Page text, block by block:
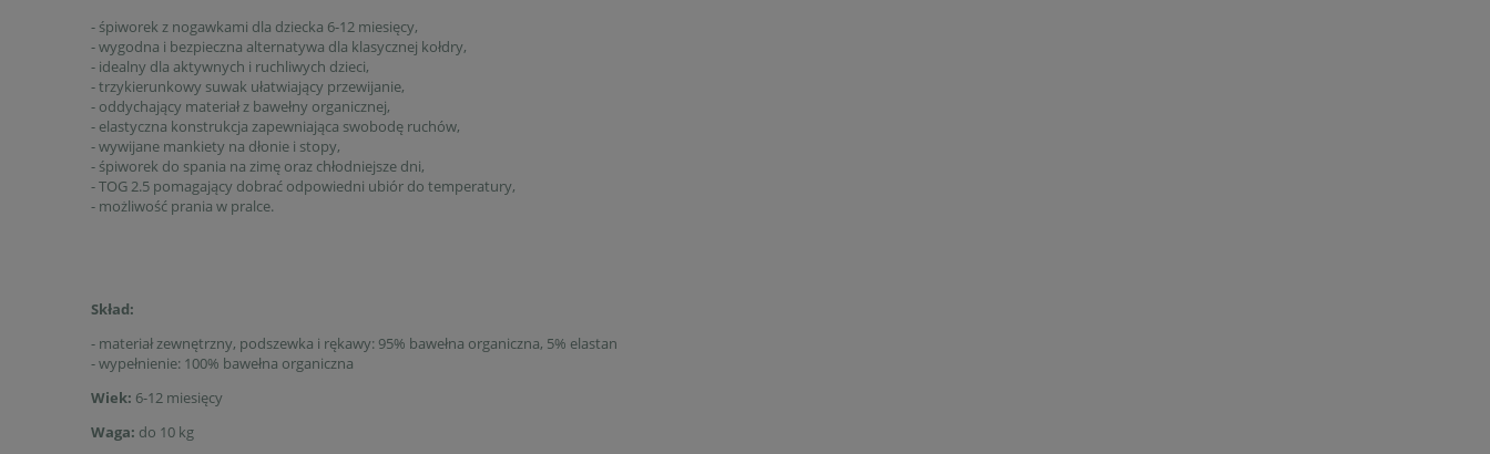
- śpiworek z nogawkami dla dziecka 6-12 miesięcy,
- wygodna i bezpieczna alternatywa dla klasycznej kołdry,
- idealny dla aktywnych i ruchliwych dzieci,
- trzykierunkowy suwak ułatwiający przewijanie,
- oddychający materiał z bawełny organicznej,
- elastyczna konstrukcja zapewniająca swobodę ruchów,
- wywijane mankiety na dłonie i stopy,
- śpiworek do spania na zimę oraz chłodniejsze dni,
- TOG 2.5 pomagający dobrać odpowiedni ubiór do temperatury,
- możliwość prania w pralce.
Skład:
- materiał zewnętrzny, podszewka i rękawy: 95% bawełna organiczna, 5% elastan
- wypełnienie: 100% bawełna organiczna
Wiek: 6-12 miesięcy
Waga: do 10 kg